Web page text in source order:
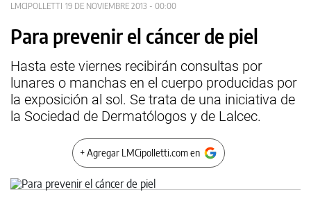
LMCIPOLLETTI 19 DE NOVIEMBRE 2013 - 00:00
Para prevenir el cáncer de piel
Hasta este viernes recibirán consultas por
lunares o manchas en el cuerpo producidas por
la exposición al sol. Se trata de una iniciativa de
la Sociedad de Dermatólogos y de Lalcec.
+ Agregar LMCipolletti.com en